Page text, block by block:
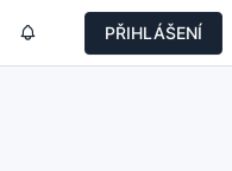
PŘIHLÁŠENÍ